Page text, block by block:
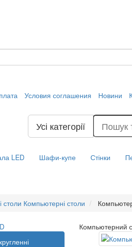
Условия соглашения Новини
Усі категорії
LED Шафи-купе Стінки
столи Компьютерні столи
Компьютерний